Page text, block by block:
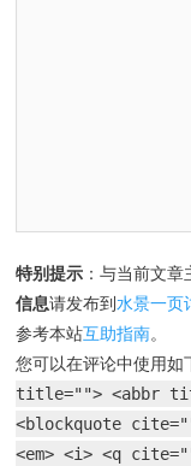
特别提示 ：与当前文章
信息请发布到水景一页
参考本站互助指南。
您可以在评论中使用如
title=""> <abbr
<blockquote
<em> <i> <q